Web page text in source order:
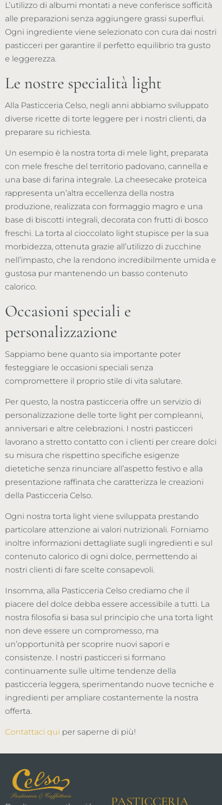
L’utilizzo di albumi montati a neve conferisce sofficità
alle preparazioni senza aggiungere grassi superflui.
Ogni ingrediente viene selezionato con cura dai nostri
pasticceri per garantire il perfetto equilibrio tra gusto
e leggerezza.
Le nostre specialità light
Alla Pasticceria Celso, negli anni abbiamo sviluppato
diverse ricette di torte leggere per i nostri clienti, da
preparare su richiesta.
Un esempio è la nostra torta di mele light, preparata
con mele fresche del territorio padovano, cannella e
una base di farina integrale. La cheesecake proteica
rappresenta un’altra eccellenza della nostra
produzione, realizzata con formaggio magro e una
base di biscotti integrali, decorata con frutti di bosco
freschi. La torta al cioccolato light stupisce per la sua
morbidezza, ottenuta grazie all’utilizzo di zucchine
nell’impasto, che la rendono incredibilmente umida e
gustosa pur mantenendo un basso contenuto
calorico.
Occasioni speciali e
personalizzazione
Sappiamo bene quanto sia importante poter
festeggiare le occasioni speciali senza
compromettere il proprio stile di vita salutare.
Per questo, la nostra pasticceria offre un servizio di
personalizzazione delle torte light per compleanni,
anniversari e altre celebrazioni. I nostri pasticceri
lavorano a stretto contatto con i clienti per creare dolci
su misura che rispettino specifiche esigenze
dietetiche senza rinunciare all’aspetto festivo e alla
presentazione raffinata che caratterizza le creazioni
della Pasticceria Celso.
Ogni nostra torta light viene sviluppata prestando
particolare attenzione ai valori nutrizionali. Forniamo
inoltre informazioni dettagliate sugli ingredienti e sul
contenuto calorico di ogni dolce, permettendo ai
nostri clienti di fare scelte consapevoli.
Insomma, alla Pasticceria Celso crediamo che il
piacere del dolce debba essere accessibile a tutti. La
nostra filosofia si basa sul principio che una torta light
non deve essere un compromesso, ma
un’opportunità per scoprire nuovi sapori e
consistenze. I nostri pasticceri si formano
continuamente sulle ultime tendenze della
pasticceria leggera, sperimentando nuove tecniche e
ingredienti per ampliare costantemente la nostra
offerta.
Contattaci qui per saperne di più!
PASTICCERIA